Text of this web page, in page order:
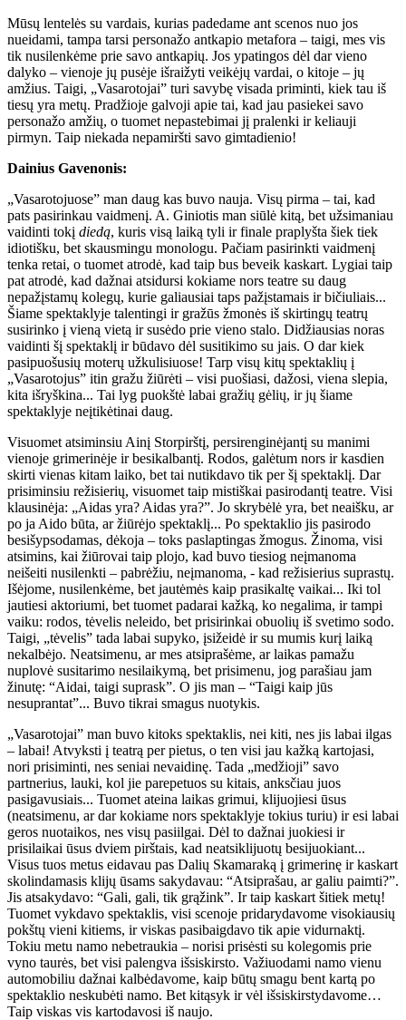
Mūsų lentelės su vardais, kurias padedame ant scenos nuo jos
nueidami, tampa tarsi personažo antkapio metafora – taigi, mes vis
tik nusilenkėme prie savo antkapių. Jos ypatingos dėl dar vieno
dalyko – vienoje jų pusėje išraižyti veikėjų vardai, o kitoje – jų
amžius. Taigi, „Vasarotojai” turi savybę visada priminti, kiek tau iš
tiesų yra metų. Pradžioje galvoji apie tai, kad jau pasiekei savo
personažo amžių, o tuomet nepastebimai jį pralenki ir keliauji
pirmyn. Taip niekada nepamiršti savo gimtadienio!
Dainius Gavenonis:
„Vasarotojuose” man daug kas buvo nauja. Visų pirma – tai, kad
pats pasirinkau vaidmenį. A. Giniotis man siūlė kitą, bet užsimaniau
vaidinti tokį diedą, kuris visą laiką tyli ir finale praplyšta šiek tiek
idiotišku, bet skausmingu monologu. Pačiam pasirinkti vaidmenį
tenka retai, o tuomet atrodė, kad taip bus beveik kaskart. Lygiai taip
pat atrodė, kad dažnai atsidursi kokiame nors teatre su daug
nepažįstamų kolegų, kurie galiausiai taps pažįstamais ir bičiuliais...
Šiame spektaklyje talentingi ir gražūs žmonės iš skirtingų teatrų
susirinko į vieną vietą ir susėdo prie vieno stalo. Didžiausias noras
vaidinti šį spektaklį ir būdavo dėl susitikimo su jais. O dar kiek
pasipuošusių moterų užkulisiuose! Tarp visų kitų spektaklių į
„Vasarotojus” itin gražu žiūrėti – visi puošiasi, dažosi, viena slepia,
kita išryškina... Tai lyg puokštė labai gražių gėlių, ir jų šiame
spektaklyje neįtikėtinai daug.
Visuomet atsiminsiu Ainį Storpirštį, persirenginėjantį su manimi
vienoje grimerinėje ir besikalbantį. Rodos, galėtum nors ir kasdien
skirti vienas kitam laiko, bet tai nutikdavo tik per šį spektaklį. Dar
prisiminsiu režisierių, visuomet taip mistiškai pasirodantį teatre. Visi
klausinėja: „Aidas yra? Aidas yra?”. Jo skrybėlė yra, bet neaišku, ar
po ja Aido būta, ar žiūrėjo spektaklį... Po spektaklio jis pasirodo
besišypsodamas, dėkoja – toks paslaptingas žmogus. Žinoma, visi
atsimins, kai žiūrovai taip plojo, kad buvo tiesiog neįmanoma
neišeiti nusilenkti – pabrėžiu, neįmanoma, - kad režisierius suprastų.
Išėjome, nusilenkėme, bet jautėmės kaip prasikaltę vaikai... Iki tol
jautiesi aktoriumi, bet tuomet padarai kažką, ko negalima, ir tampi
vaiku: rodos, tėvelis neleido, bet prisirinkai obuolių iš svetimo sodo.
Taigi, „tėvelis” tada labai supyko, įsižeidė ir su mumis kurį laiką
nekalbėjo. Neatsimenu, ar mes atsiprašėme, ar laikas pamažu
nuplovė susitarimo nesilaikymą, bet prisimenu, jog parašiau jam
žinutę: “Aidai, taigi suprask”. O jis man – “Taigi kaip jūs
nesuprantat”... Buvo tikrai smagus nuotykis.
„Vasarotojai” man buvo kitoks spektaklis, nei kiti, nes jis labai ilgas
– labai! Atvyksti į teatrą per pietus, o ten visi jau kažką kartojasi,
nori prisiminti, nes seniai nevaidinę. Tada „medžioji” savo
partnerius, lauki, kol jie parepetuos su kitais, anksčiau juos
pasigavusiais... Tuomet ateina laikas grimui, klijuojiesi ūsus
(neatsimenu, ar dar kokiame nors spektaklyje tokius turiu) ir esi labai
geros nuotaikos, nes visų pasiilgai. Dėl to dažnai juokiesi ir
prisilaikai ūsus dviem pirštais, kad neatsiklijuotų besijuokiant...
Visus tuos metus eidavau pas Dalių Skamaraką į grimerinę ir kaskart
skolindamasis klijų ūsams sakydavau: “Atsiprašau, ar galiu paimti?”.
Jis atsakydavo: “Gali, gali, tik grąžink”. Ir taip kaskart šitiek metų!
Tuomet vykdavo spektaklis, visi scenoje pridarydavome visokiausių
pokštų vieni kitiems, ir viskas pasibaigdavo tik apie vidurnaktį.
Tokiu metu namo nebetraukia – norisi prisėsti su kolegomis prie
vyno taurės, bet visi palengva išsiskirsto. Važiuodami namo vienu
automobiliu dažnai kalbėdavome, kaip būtų smagu bent kartą po
spektaklio neskubėti namo. Bet kitąsyk ir vėl išsiskirstydavome…
Taip viskas vis kartodavosi iš naujo.